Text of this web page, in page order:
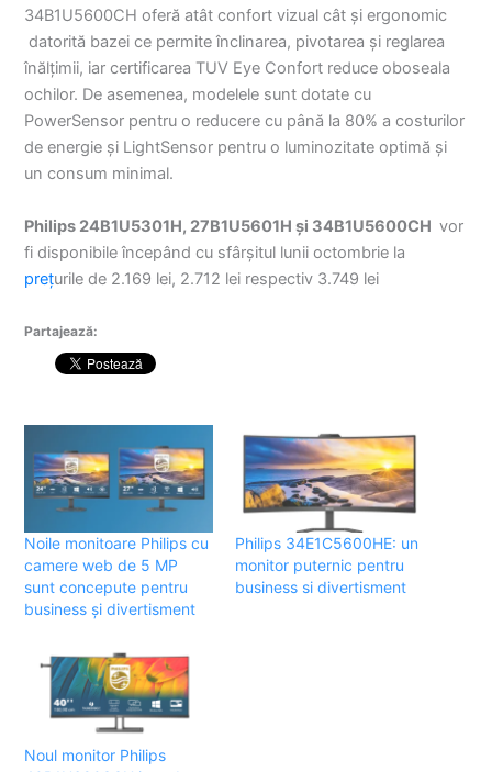
34B1U5600CH oferă atât confort vizual cât și ergonomic
datorită bazei ce permite înclinarea, pivotarea și reglarea
înălțimii, iar certificarea TUV Eye Confort reduce oboseala
ochilor. De asemenea, modelele sunt dotate cu
PowerSensor pentru o reducere cu până la 80% a costurilor
de energie și LightSensor pentru o luminozitate optimă și
un consum minimal.
Philips 24B1U5301H, 27B1U5601H și 34B1U5600CH vor
fi disponibile începând cu sfârșitul lunii octombrie la
prețurile de 2.169 lei, 2.712 lei respectiv 3.749 lei
Partajează:
Noile monitoare Philips cu
camere web de 5 MP
sunt concepute pentru
business și divertisment
Philips 34E1C5600HE: un
monitor puternic pentru
business si divertisment
Noul monitor Philips